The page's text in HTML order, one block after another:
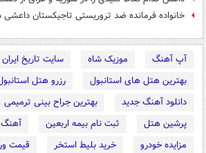
خانواده فرمانده ضد تروریستی تاجیکستان
آپ آهنگ موزیک شاه
سایت تاریخ ایران
بهترین هتل های استانبول
رزرو هتل
دانلود آهنگ جدید
بهترین جراح بینی ترمیمی
پرشین هتل
ثبت نام بیمه اربعین
مزایده خودرو
خرید بلیط استخر
قیمت